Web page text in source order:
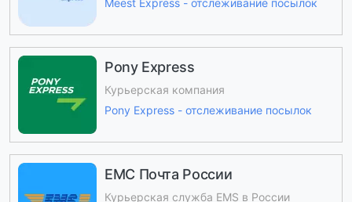
Meest Express - отслеживание посылок
Pony Express
Курьерская компания
Pony Express - отслеживание посылок
ЕМС Почта России
Курьерская служба EMS в России